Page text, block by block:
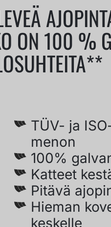
ON 100 %
TÜV- ja
menon
100%
Katteet
Pitävä
Hieman
keskelle